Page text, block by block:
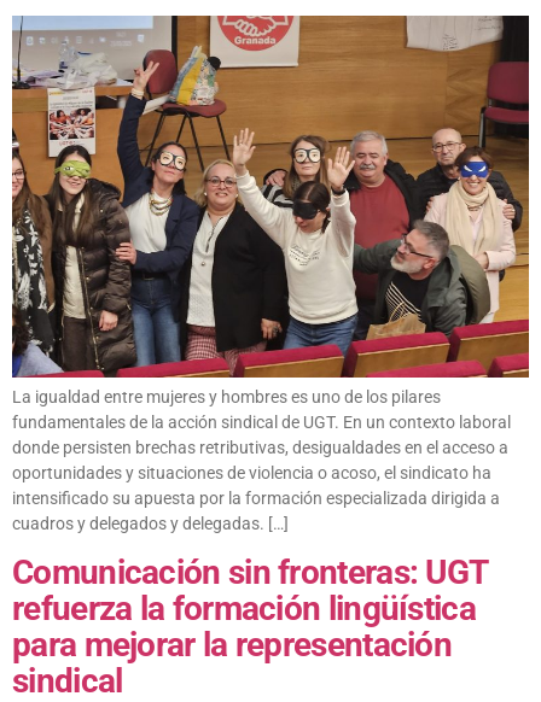
La igualdad entre mujeres y hombres es uno de los pilares
fundamentales de la acción sindical de UGT. En un contexto laboral
donde persisten brechas retributivas, desigualdades en el acceso a
oportunidades y situaciones de violencia o acoso, el sindicato ha
intensificado su apuesta por la formación especializada dirigida a
cuadros y delegados y delegadas. […]
Comunicación sin fronteras: UGT
refuerza la formación lingüística
para mejorar la representación
sindical